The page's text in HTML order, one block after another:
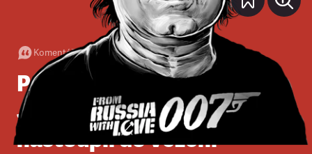
Komentář•22. 7. 2021•3minuty
Policie pátrala po Romanu
Janouškovi, ale lobbista už
nastoupil do vězení